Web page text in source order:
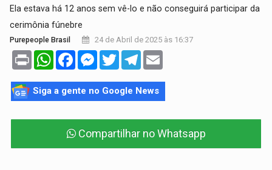
Ela estava há 12 anos sem vê-lo e não conseguirá participar da
cerimônia fúnebre
Purepeople Brasil 24 de Abril de 2025 às 16:37
Print WhatsAppFacebookMessenger
TwitterTelegram
Siga a gente no Google News
Compartilhar no Whatsapp